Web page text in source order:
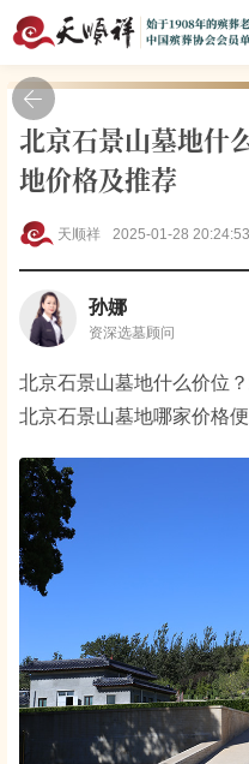
北京石景山墓地什
地价格及推荐
天顺祥 2025-01-28 20:24:53
孙娜
资深选墓顾问
北京石景山墓地什么价位
北京石景山墓地哪家价格